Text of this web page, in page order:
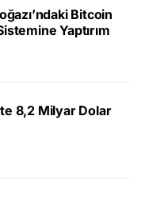
Bitcoin
Yaptırım
8,2 Milyar Dolar